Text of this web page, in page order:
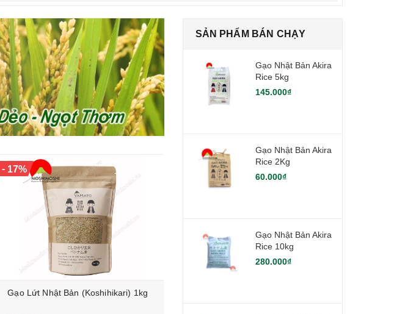
-17%
Gạo Lứt Nhật Bản (Koshihikari) 1kg
SẢN PHẨM BÁN CHẠY
Gạo Nhật Bản Akira
Rice 5kg
145.000₫
Gạo Nhật Bản Akira
Rice 2Kg
60.000₫
Gạo Nhật Bản Akira
Rice 10kg
280.000₫